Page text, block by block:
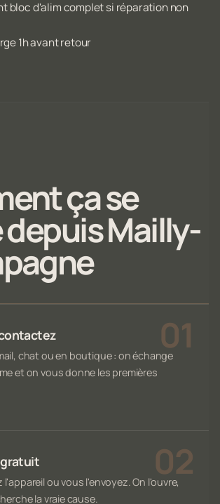
bloc d'alim complet si réparation non
1h avant retour
ça se
depuis Mailly-
chat ou en boutique : on échange
et on vous donne les premières
ou vous l'envoyez. On l'ouvre,
la vraie cause.